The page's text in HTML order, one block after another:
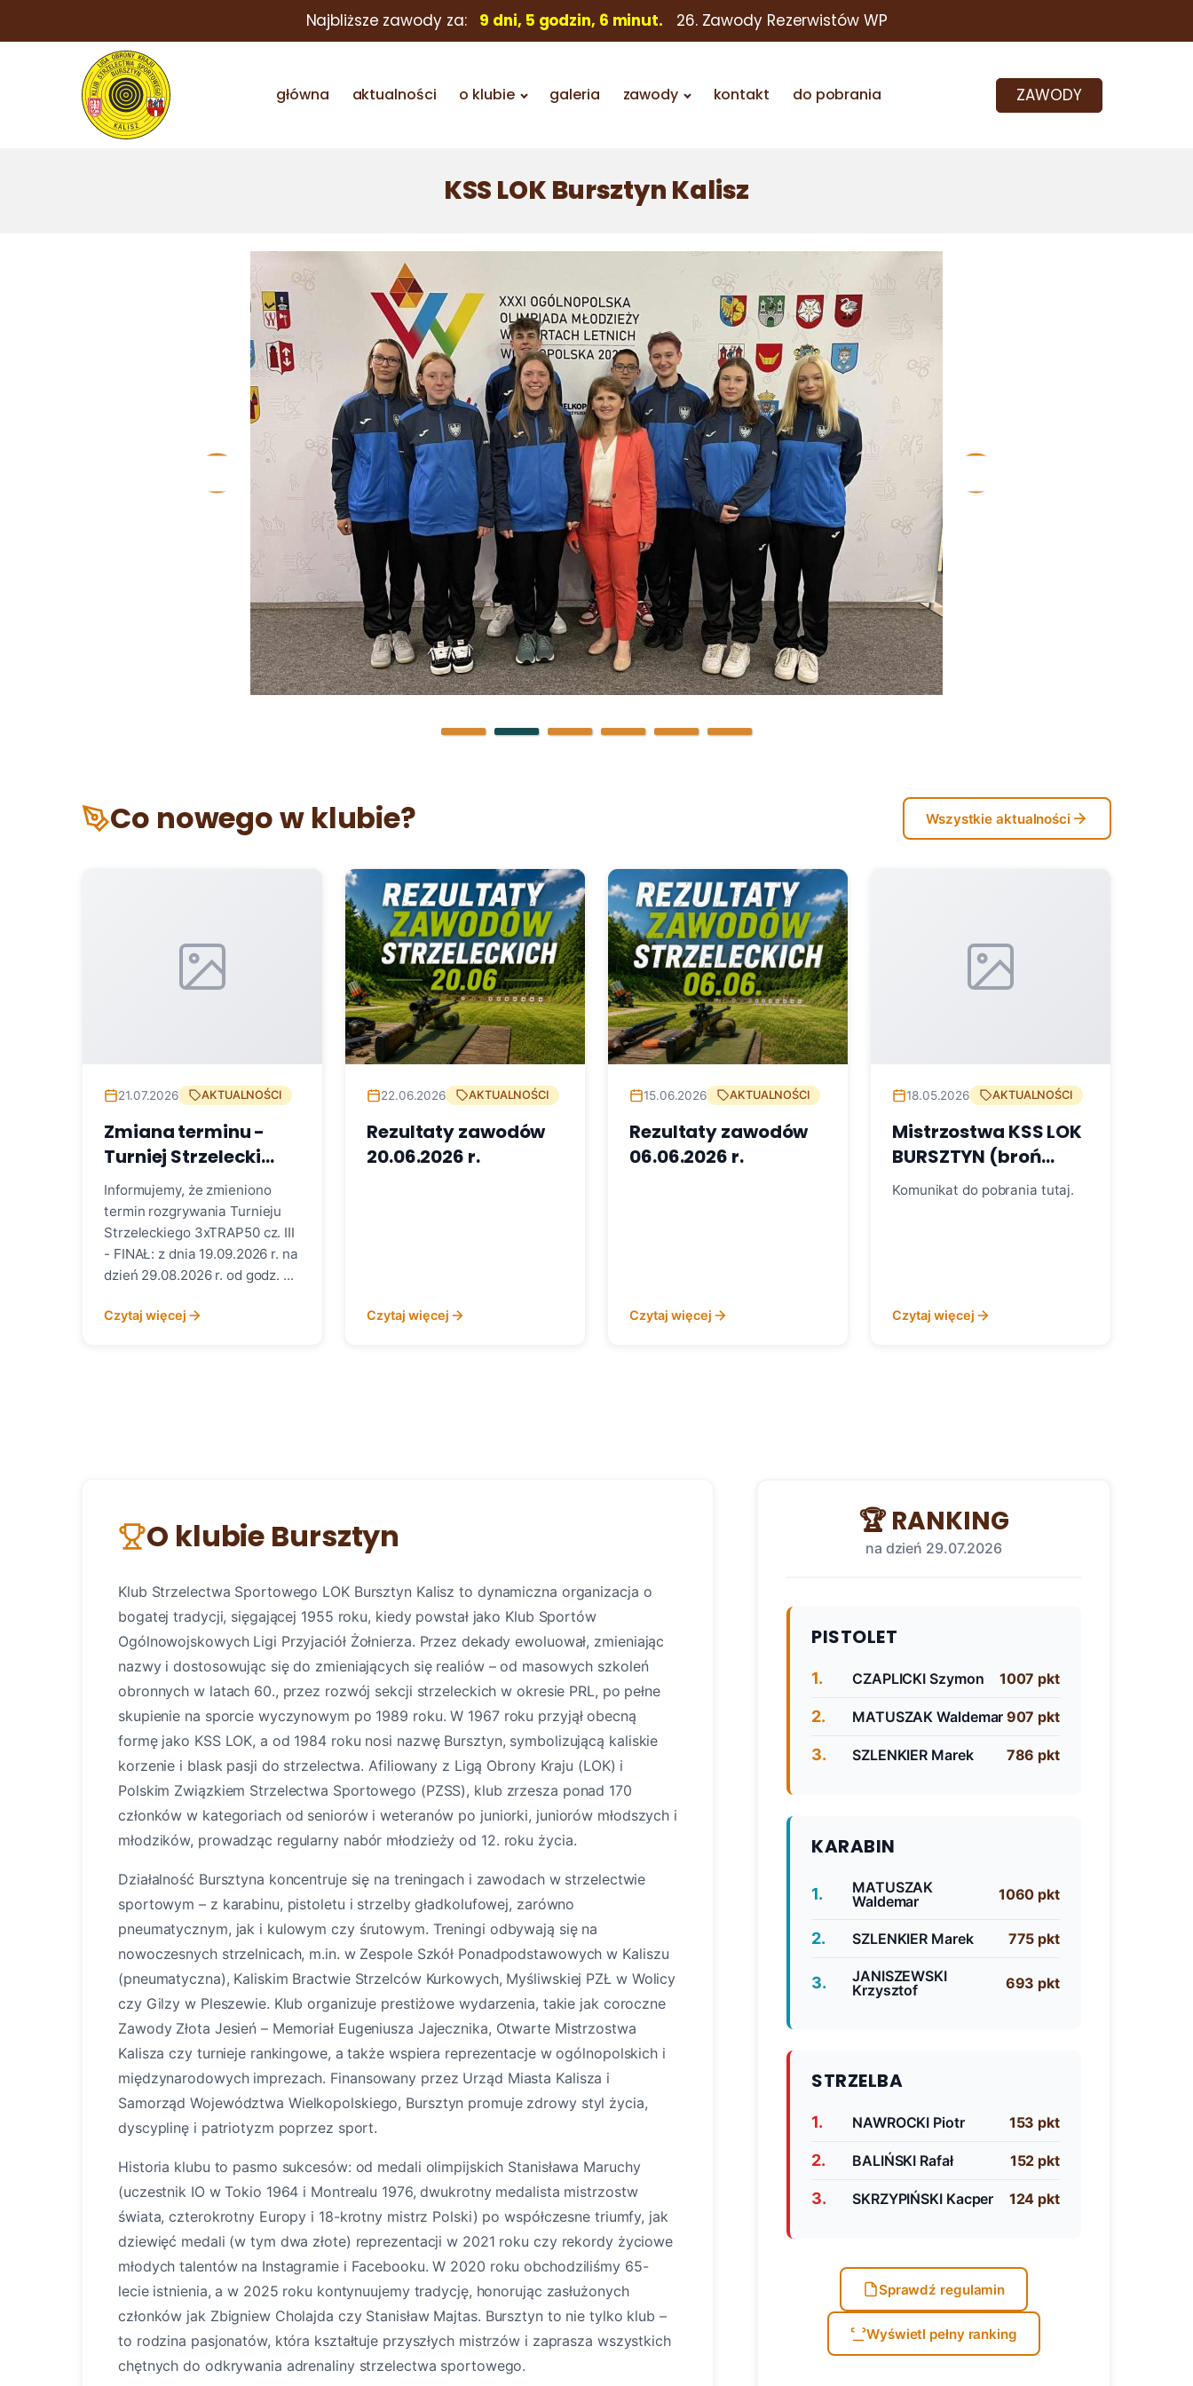
Najbliższe zawody za: 9 dni, 5 godzin, 6 minut. 26. Zawody Rezerwistów WP
główna aktualności o klubie galeria zawody kontakt do pobrania ZAWODY
KSS LOK Bursztyn Kalisz
Co nowego w klubie? Wszystkie aktualności
21.07.2026 AKTUALNOŚCI
Zmiana terminu -
Turniej Strzelecki
3xTRAP50 cz. III FINAŁ
Informujemy, że zmieniono
termin rozgrywania Turnieju
Strzeleckiego 3xTRAP50 cz. III
- FINAŁ: z dnia 19.09.2026 r. na
dzień 29.08.2026 r. od godz. ...
Czytaj więcej
22.06.2026 AKTUALNOŚCI
Rezultaty zawodów
20.06.2026 r.
Czytaj więcej
15.06.2026 AKTUALNOŚCI
Rezultaty zawodów
06.06.2026 r.
Czytaj więcej
18.05.2026 AKTUALNOŚCI
Mistrzostwa KSS LOK
BURSZTYN (broń
małokalibrowa +
Komunikat do pobrania tutaj.
Czytaj więcej
O klubie Bursztyn
Klub Strzelectwa Sportowego LOK Bursztyn Kalisz to dynamiczna organizacja o
bogatej tradycji, sięgającej 1955 roku, kiedy powstał jako Klub Sportów
Ogólnowojskowych Ligi Przyjaciół Żołnierza. Przez dekady ewoluował, zmieniając
nazwy i dostosowując się do zmieniających się realiów – od masowych szkoleń
obronnych w latach 60., przez rozwój sekcji strzeleckich w okresie PRL, po pełne
skupienie na sporcie wyczynowym po 1989 roku. W 1967 roku przyjął obecną
formę jako KSS LOK, a od 1984 roku nosi nazwę Bursztyn, symbolizującą kaliskie
korzenie i blask pasji do strzelectwa. Afiliowany z Ligą Obrony Kraju (LOK) i
Polskim Związkiem Strzelectwa Sportowego (PZSS), klub zrzesza ponad 170
członków w kategoriach od seniorów i weteranów po juniorki, juniorów młodszych i
młodzików, prowadząc regularny nabór młodzieży od 12. roku życia.
Działalność Bursztyna koncentruje się na treningach i zawodach w strzelectwie
sportowym – z karabinu, pistoletu i strzelby gładkolufowej, zarówno
pneumatycznym, jak i kulowym czy śrutowym. Treningi odbywają się na
nowoczesnych strzelnicach, m.in. w Zespole Szkół Ponadpodstawowych w Kaliszu
(pneumatyczna), Kaliskim Bractwie Strzelców Kurkowych, Myśliwskiej PZŁ w Wolicy
czy Gilzy w Pleszewie. Klub organizuje prestiżowe wydarzenia, takie jak coroczne
Zawody Złota Jesień – Memoriał Eugeniusza Jajecznika, Otwarte Mistrzostwa
Kalisza czy turnieje rankingowe, a także wspiera reprezentacje w ogólnopolskich i
międzynarodowych imprezach. Finansowany przez Urząd Miasta Kalisza i
Samorząd Województwa Wielkopolskiego, Bursztyn promuje zdrowy styl życia,
dyscyplinę i patriotyzm poprzez sport.
Historia klubu to pasmo sukcesów: od medali olimpijskich Stanisława Maruchy
(uczestnik IO w Tokio 1964 i Montrealu 1976, dwukrotny medalista mistrzostw
świata, czterokrotny Europy i 18-krotny mistrz Polski) po współczesne triumfy, jak
dziewięć medali (w tym dwa złote) reprezentacji w 2021 roku czy rekordy życiowe
młodych talentów na Instagramie i Facebooku. W 2020 roku obchodziliśmy 65-
lecie istnienia, a w 2025 roku kontynuujemy tradycję, honorując zasłużonych
członków jak Zbigniew Cholajda czy Stanisław Majtas. Bursztyn to nie tylko klub –
to rodzina pasjonatów, która kształtuje przyszłych mistrzów i zaprasza wszystkich
chętnych do odkrywania adrenaliny strzelectwa sportowego.
🏆 RANKING
na dzień 29.07.2026
PISTOLET
1. CZAPLICKI Szymon 1007 pkt
2. MATUSZAK Waldemar 907 pkt
3. SZLENKIER Marek 786 pkt
KARABIN
1.
MATUSZAK
Waldemar
1060 pkt
2. SZLENKIER Marek 775 pkt
3.
JANISZEWSKI
Krzysztof
693 pkt
STRZELBA
1. NAWROCKI Piotr 153 pkt
2. BALIŃSKI Rafał 152 pkt
3. SKRZYPIŃSKI Kacper 124 pkt
Sprawdź regulamin
Wyświetl pełny ranking